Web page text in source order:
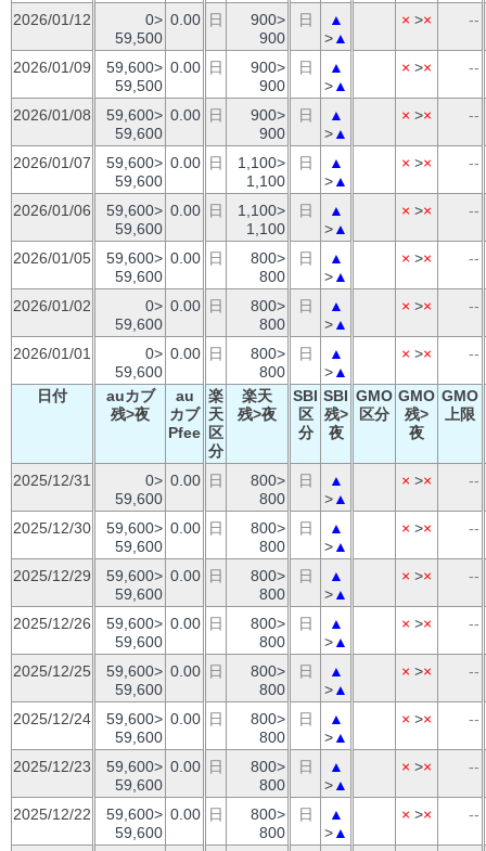
2026/01/12
0>
59,500
0.00 日
900>
900
日
▲
>▲
× >× --
2026/01/09
59,600>
59,500
0.00 日
900>
900
日
▲
>▲
× >× --
2026/01/08
59,600>
59,600
0.00 日
900>
900
日
▲
>▲
× >× --
2026/01/07
59,600>
59,600
0.00 日
1,100>
1,100
日
▲
>▲
× >× --
2026/01/06
59,600>
59,600
0.00 日
1,100>
1,100
日
▲
>▲
× >× --
2026/01/05
59,600>
59,600
0.00 日
800>
800
日
▲
>▲
× >× --
2026/01/02
0>
59,600
0.00 日
800>
800
日
▲
>▲
× >× --
2026/01/01
0>
59,600
0.00 日
800>
800
日
▲
>▲
× >× --
日付
auカブ
残>夜
au
カブ
Pfee
楽
天
区
分
楽天
残>夜
SBI
区
分
SBI
残>
夜
GMO
区分
GMO
残>
夜
GMO
上限
2025/12/31
0>
59,600
0.00 日
800>
800
日
▲
>▲
× >× --
2025/12/30
59,600>
59,600
0.00 日
800>
800
日
▲
>▲
× >× --
2025/12/29
59,600>
59,600
0.00 日
800>
800
日
▲
>▲
× >× --
2025/12/26
59,600>
59,600
0.00 日
800>
800
日
▲
>▲
× >× --
2025/12/25
59,600>
59,600
0.00 日
800>
800
日
▲
>▲
× >× --
2025/12/24
59,600>
59,600
0.00 日
800>
800
日
▲
>▲
× >× --
2025/12/23
59,600>
59,600
0.00 日
800>
800
日
▲
>▲
× >× --
2025/12/22
59,600>
59,600
0.00 日
800>
800
日
▲
>▲
× >× --